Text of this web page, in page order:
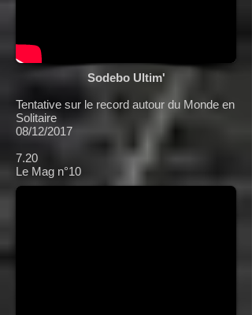
Sodebo Ultim'
Tentative sur le record autour du Monde en
Solitaire
08/12/2017
7.20
Le Mag n°10